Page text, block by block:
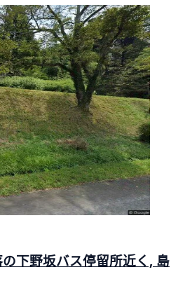
下野坂バス停留所近く, 島